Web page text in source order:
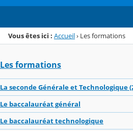
Vous êtes ici : Accueil› Les formations
Les formations
La seconde Générale et Technologique
Le baccalauréat général
Le baccalauréat technologique